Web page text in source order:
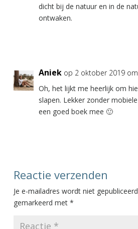
dicht bij de natuur en in de
ontwaken.
Aniek op 2 oktober 2019 om
Oh, het lijkt me heerlijk om
slapen. Lekker zonder
een goed boek mee 🙂
Reactie verzenden
Je e-mailadres wordt niet
gemarkeerd met *